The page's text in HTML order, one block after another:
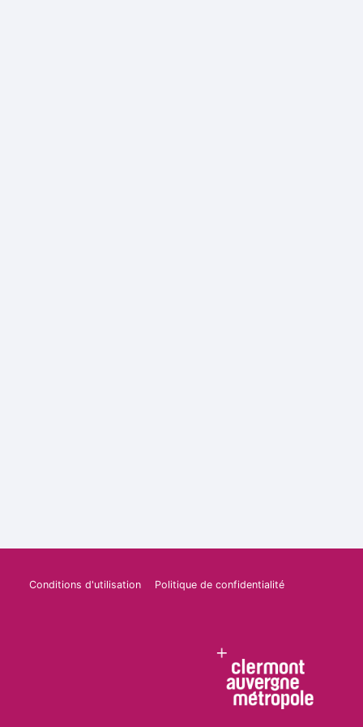
Conditions d'utilisation Politique de confidentialité